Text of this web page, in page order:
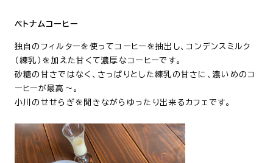
ベトナムコーヒー
独自のフィルターを使ってコーヒーを抽出し、 コンデンスミルク
（練乳）を加えた甘くて濃厚なコーヒーです。
砂糖の甘さではなく、さっぱりとした練乳の甘さに、濃いめのコ
ーヒーが最高～。
小川のせせらぎを聞きながらゆったり出来るカフェです。